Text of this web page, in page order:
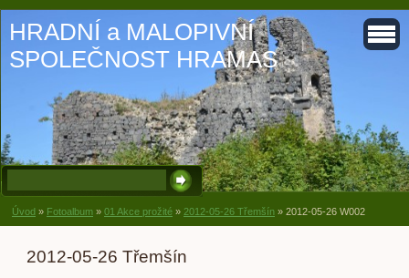
HRADNÍ a MALOPIVNÍ
SPOLEČNOST HRAMAS
Úvod » Fotoalbum » 01 Akce prožité » 2012-05-26 Třemšín » 2012-05-26 W002
2012-05-26 Třemšín